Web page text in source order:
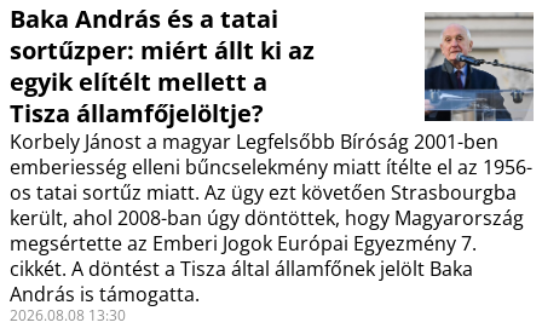
Baka András és a tatai
sortűzper: miért állt ki az
egyik elítélt mellett a
Tisza államfőjelöltje?
Korbely Jánost a magyar Legfelsőbb Bíróság 2001-ben
emberiesség elleni bűncselekmény miatt ítélte el az 1956-
os tatai sortűz miatt. Az ügy ezt követően Strasbourgba
került, ahol 2008-ban úgy döntöttek, hogy Magyarország
megsértette az Emberi Jogok Európai Egyezmény 7.
cikkét. A döntést a Tisza által államfőnek jelölt Baka
András is támogatta.
2026.08.08 13:30